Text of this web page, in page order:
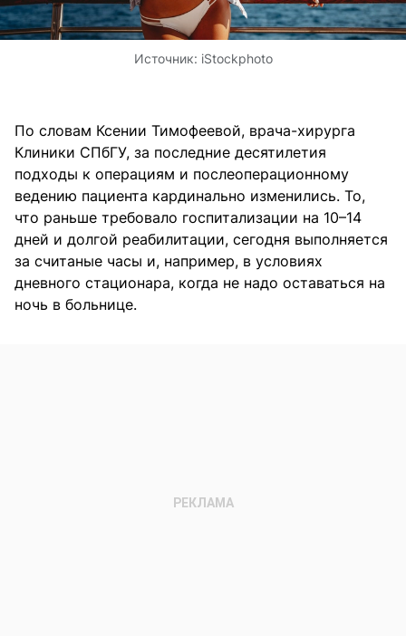
Источник: iStockphoto
По словам Ксении Тимофеевой, врача-хирурга
Клиники СПбГУ, за последние десятилетия
подходы к операциям и послеоперационному
ведению пациента кардинально изменились. То,
что раньше требовало госпитализации на 10–14
дней и долгой реабилитации, сегодня выполняется
за считаные часы и, например, в условиях
дневного стационара, когда не надо оставаться на
ночь в больнице.